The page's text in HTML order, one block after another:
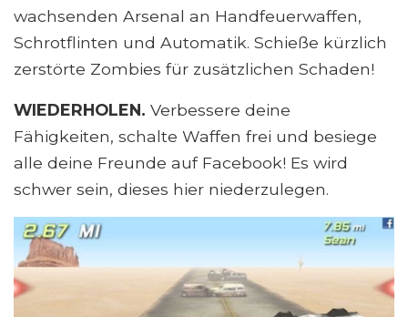
wachsenden Arsenal an Handfeuerwaffen,
Schrotflinten und Automatik. Schieße kürzlich
zerstörte Zombies für zusätzlichen Schaden!
WIEDERHOLEN. Verbessere deine
Fähigkeiten, schalte Waffen frei und besiege
alle deine Freunde auf Facebook! Es wird
schwer sein, dieses hier niederzulegen.